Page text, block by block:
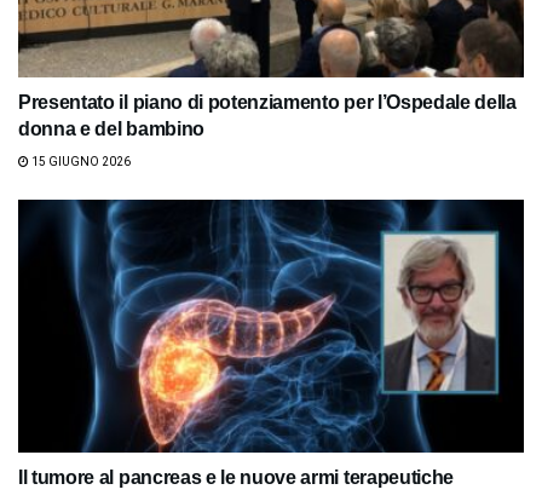
Presentato il piano di potenziamento per l’Ospedale della
donna e del bambino
15 GIUGNO 2026
Il tumore al pancreas e le nuove armi terapeutiche